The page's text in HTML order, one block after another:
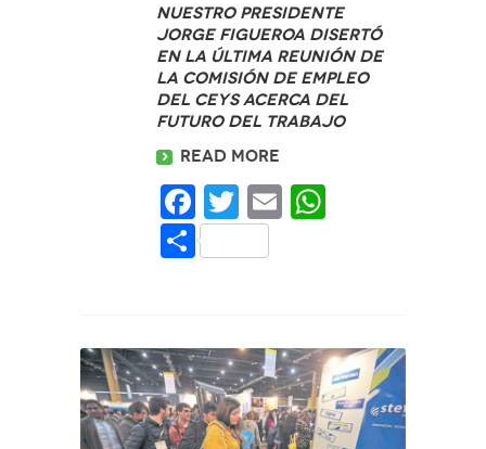
Nuestro Presidente
Jorge Figueroa disertó
en la última reunión de
la Comisión de Empleo
del CEYS acerca del
futuro del trabajo
Read more
Facebook
Twitter
Email
Share